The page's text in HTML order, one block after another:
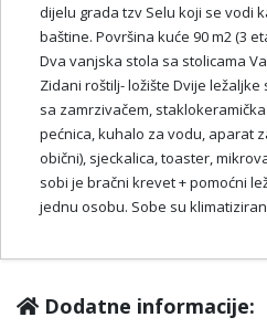
dijelu grada tzv Selu koji se vodi
baštine. Površina kuće 90 m2 (3
Dva vanjska stola sa stolicama
Zidani roštilj- ložište Dvije
sa zamrzivačem,
pećnica, kuhalo za vodu, aparat
obični), sjeckalica, toaster,
sobi je bračni krevet + pomoćni
jednu osobu. Sobe su
Dodatne informacije: